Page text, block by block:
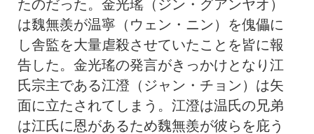
たのだった。金光瑤（ジン・グアンヤオ）
は魏無羨が温寧（ウェン・ニン）を傀儡に
し舎監を大量虐殺させていたことを皆に報
告した。金光瑤の発言がきっかけとなり江
氏宗主である江澄（ジャン・チョン）は矢
面に立たされてしまう。江澄は温氏の兄弟
は江氏に恩があるため魏無羨が彼らを庇う